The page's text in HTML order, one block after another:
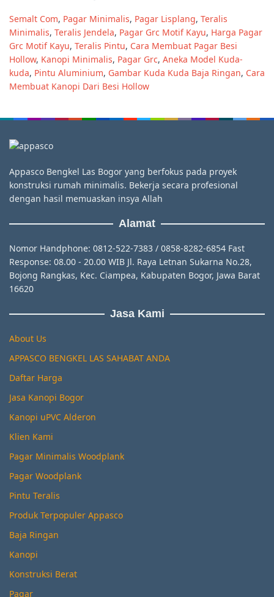
Semalt Com, Pagar Minimalis, Pagar Lisplang, Teralis
Minimalis, Teralis Jendela, Pagar Grc Motif Kayu, Harga Pagar
Grc Motif Kayu, Teralis Pintu, Cara Membuat Pagar Besi
Hollow, Kanopi Minimalis, Pagar Grc, Aneka Model Kuda-
kuda, Pintu Aluminium, Gambar Kuda Kuda Baja Ringan, Cara
Membuat Kanopi Dari Besi Hollow
Appasco Bengkel Las Bogor yang berfokus pada proyek
konstruksi rumah minimalis. Bekerja secara profesional
dengan hasil memuaskan insya Allah
Alamat
Nomor Handphone: 0812-522-7383 / 0858-8282-6854 Fast
Response: 08.00 - 20.00 WIB Jl. Raya Letnan Sukarna No.28,
Bojong Rangkas, Kec. Ciampea, Kabupaten Bogor, Jawa Barat
16620
Jasa Kami
About Us
APPASCO BENGKEL LAS SAHABAT ANDA
Daftar Harga
Jasa Kanopi Bogor
Kanopi uPVC Alderon
Klien Kami
Pagar Minimalis Woodplank
Pagar Woodplank
Pintu Teralis
Produk Terpopuler Appasco
Baja Ringan
Kanopi
Konstruksi Berat
Pagar